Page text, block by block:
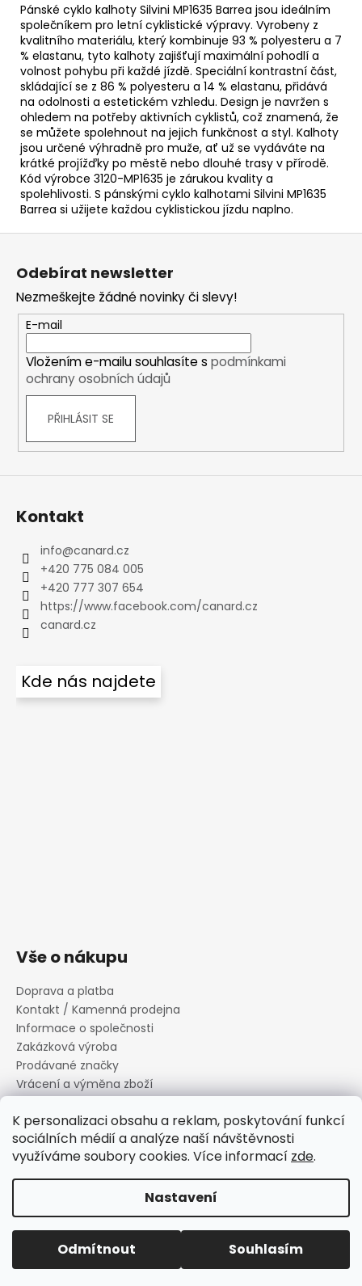
K personalizaci obsahu a reklam, poskytování funkcí
sociálních médií a analýze naší návštěvnosti
využíváme soubory cookies. Více informací zde.
Nastavení
Odmítnout Souhlasím
Pánské cyklo kalhoty Silvini MP1635 Barrea jsou ideálním
společníkem pro letní cyklistické výpravy. Vyrobeny z
kvalitního materiálu, který kombinuje 93 % polyesteru a 7
% elastanu, tyto kalhoty zajišťují maximální pohodlí a
volnost pohybu při každé jízdě. Speciální kontrastní část,
skládající se z 86 % polyesteru a 14 % elastanu, přidává
na odolnosti a estetickém vzhledu. Design je navržen s
ohledem na potřeby aktivních cyklistů, což znamená, že
se můžete spolehnout na jejich funkčnost a styl. Kalhoty
jsou určené výhradně pro muže, ať už se vydáváte na
krátké projížďky po městě nebo dlouhé trasy v přírodě.
Kód výrobce 3120-MP1635 je zárukou kvality a
spolehlivosti. S pánskými cyklo kalhotami Silvini MP1635
Barrea si užijete každou cyklistickou jízdu naplno.
Z
Odebírat newsletter
Nezmeškejte žádné novinky či slevy!
E-mail
Vložením e-mailu souhlasíte s podmínkami
ochrany osobních údajů
PŘIHLÁSIT SE
Kontakt
info@canard.cz
+420 775 084 005
+420 777 307 654
https://www.facebook.com/canard.cz
canard.cz
Kde nás najdete
Vše o nákupu
Doprava a platba
Kontakt / Kamenná prodejna
Informace o společnosti
Zakázková výroba
Prodávané značky
Vrácení a výměna zboží
Informace o souborech cookies
Reklamační řád
Obchodní podmínky
Copyright 2026Canard s.r.o.. Všechna práva vyhrazena.
Upravit nastavení cookies